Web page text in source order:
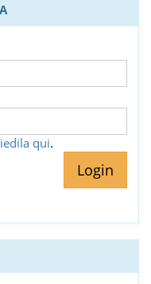
qui.